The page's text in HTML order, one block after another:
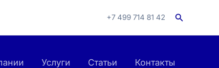
+7 499 714 81 42 Поиск
Услуги Статьи Контакты